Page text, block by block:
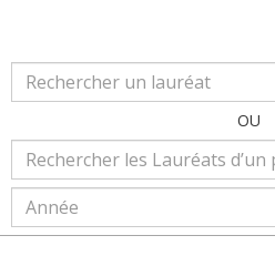
OU